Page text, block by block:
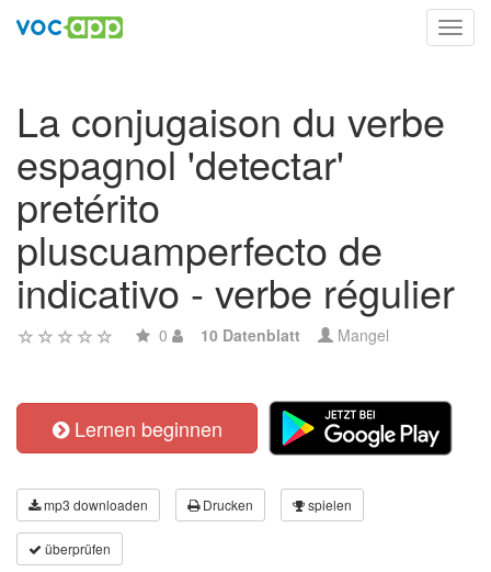
La conjugaison du verbe
espagnol 'detectar'
pretérito
pluscuamperfecto de
indicativo - verbe régulier
0 10 Datenblatt Mangel
Lernen beginnen
mp3 downloaden Drucken spielen
überprüfen